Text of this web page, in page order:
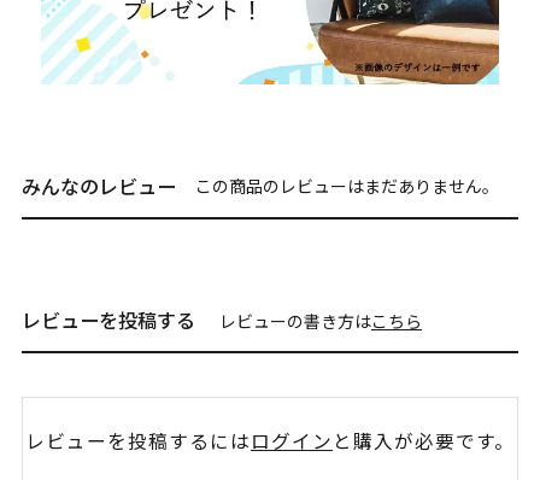
みんなのレビュー この商品のレビューはまだありません。
レビューを投稿する レビューの書き方はこちら
レビューを投稿するにはログイン と購入が必要です。